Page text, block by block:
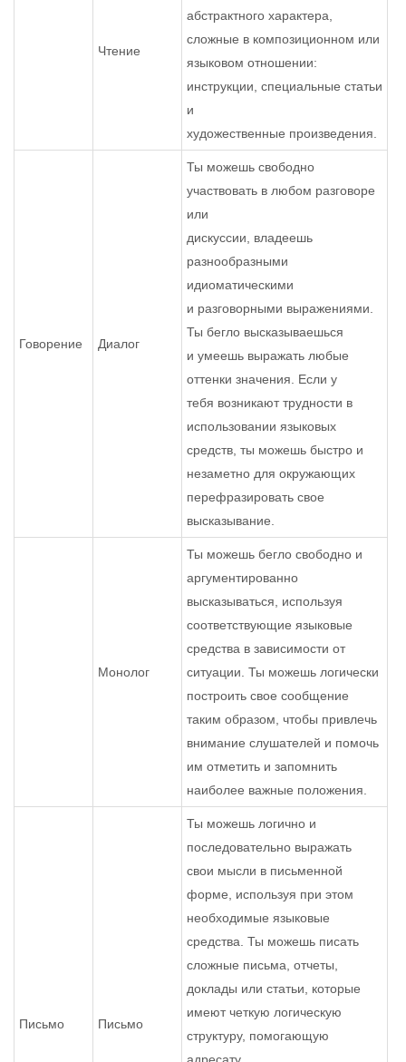
Чтение
абстрактного характера,
сложные в композиционном или
языковом отношении:
инструкции, специальные статьи
и
художественные произведения.
Говорение Диалог
Ты можешь свободно
участвовать в любом разговоре
или
дискуссии, владеешь
разнообразными
идиоматическими
и разговорными выражениями.
Ты бегло высказываешься
и умеешь выражать любые
оттенки значения. Если у
тебя возникают трудности в
использовании языковых
средств, ты можешь быстро и
незаметно для окружающих
перефразировать свое
высказывание.
Монолог
Ты можешь бегло свободно и
аргументированно
высказываться, используя
соответствующие языковые
средства в зависимости от
ситуации. Ты можешь логически
построить свое сообщение
таким образом, чтобы привлечь
внимание слушателей и помочь
им отметить и запомнить
наиболее важные положения.
Письмо Письмо
Ты можешь логично и
последовательно выражать
свои мысли в письменной
форме, используя при этом
необходимые языковые
средства. Ты можешь писать
сложные письма, отчеты,
доклады или статьи, которые
имеют четкую логическую
структуру, помогающую